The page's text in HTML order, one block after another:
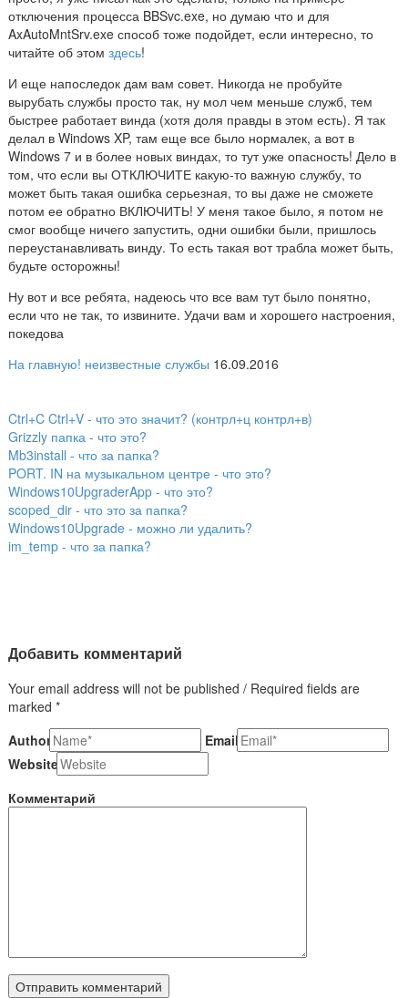
отключения процесса BBSvc.exe, но думаю что и для
AxAutoMntSrv.exe способ тоже подойдет, если интересно, то
читайте об этом здесь!
И еще напоследок дам вам совет. Никогда не пробуйте
вырубать службы просто так, ну мол чем меньше служб, тем
быстрее работает винда (хотя доля правды в этом есть). Я так
делал в Windows XP, там еще все было нормалек, а вот в
Windows 7 и в более новых виндах, то тут уже опасность! Дело в
том, что если вы ОТКЛЮЧИТЕ какую-то важную службу, то
может быть такая ошибка серьезная, то вы даже не сможете
потом ее обратно ВКЛЮЧИТЬ! У меня такое было, я потом не
смог вообще ничего запустить, одни ошибки были, пришлось
переустанавливать винду. То есть такая вот трабла может быть,
будьте осторожны!
Ну вот и все ребята, надеюсь что все вам тут было понятно,
если что не так, то извините. Удачи вам и хорошего настроения,
покедова
На главную! неизвестные службы 16.09.2016
Ctrl+C Ctrl+V - что это значит? (контрл+ц контрл+в)
Grizzly папка - что это?
Mb3install - что за папка?
PORT. IN на музыкальном центре - что это?
Windows10UpgraderApp - что это?
scoped_dir - что это за папка?
Windows10Upgrade - можно ли удалить?
im_temp - что за папка?
Добавить комментарий
Your email address will not be published / Required fields are
marked *
Author
Email
Website
Комментарий